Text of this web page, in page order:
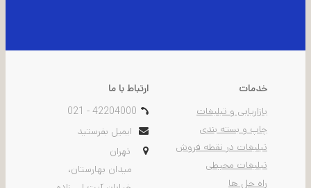
خدمات
بازاریابی و تبلیغات
چاپ و بسته بندی
تبلیغات در نقطه فروش
تبلیغات محیطی
راه حل ها
ارتباط با ما
021 - 42204000
ایمیل بفرستید
تهران
ميدان بهارستان،